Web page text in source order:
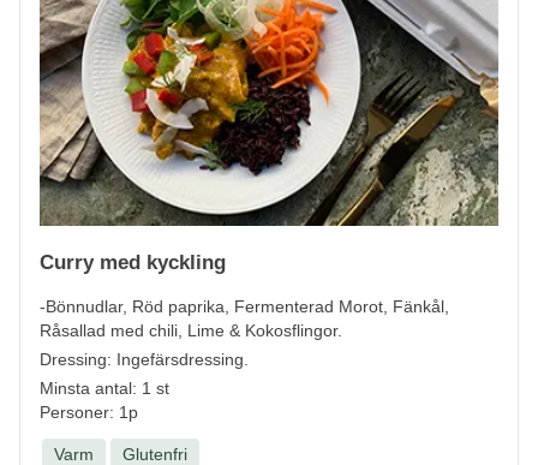
Curry med kyckling
-Bönnudlar, Röd paprika, Fermenterad Morot, Fänkål,
Råsallad med chili, Lime & Kokosflingor.
Dressing: Ingefärsdressing.
Minsta antal: 1 st
Personer: 1p
Varm Glutenfri